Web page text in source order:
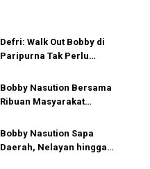
Defri: Walk Out Bobby di
Paripurna Tak Perlu
Kourum
Bobby Nasution Bersama
Ribuan Masyarakat
Dunia 2026
Bobby Nasution Sapa
Daerah, Nelayan hingga